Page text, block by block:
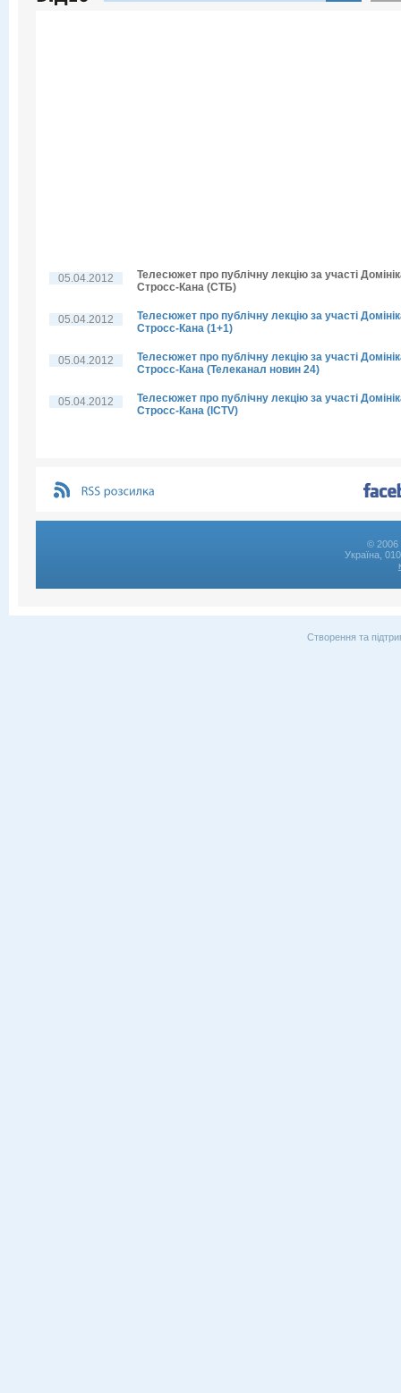
05.04.2012
Телесюжет про публічну лекцію за участі
Стросс-Кана (СТБ)
05.04.2012
Телесюжет про публічну лекцію за участі
Стросс-Кана (1+1)
05.04.2012
Телесюжет про публічну лекцію за участі
Стросс-Кана (Телеканал новин 24)
05.04.2012
Телесюжет про публічну лекцію за участі
Стросс-Кана (ICTV)
© 2006
Україна,
Створення та